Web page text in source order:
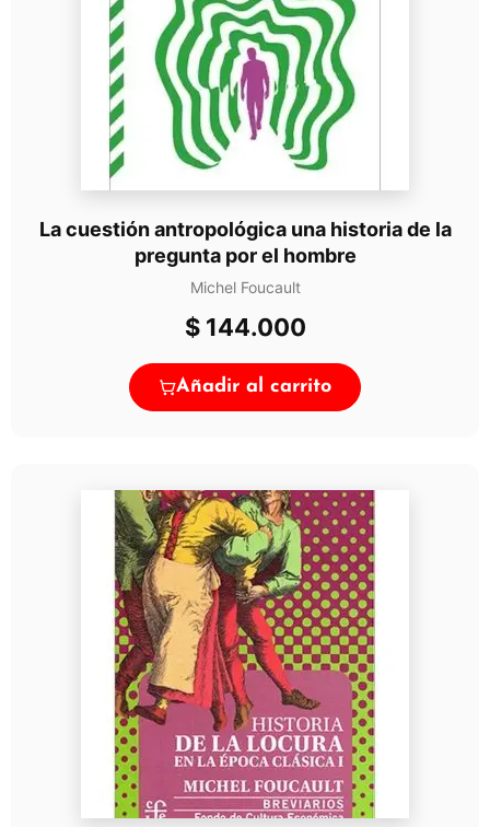
La cuestión antropológica una historia de la
pregunta por el hombre
Michel Foucault
$144.000
Añadir al carrito